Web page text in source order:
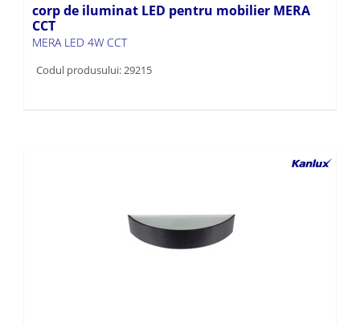
corp de iluminat LED pentru mobilier MERA
CCT
MERA LED 4W CCT
Codul produsului: 29215